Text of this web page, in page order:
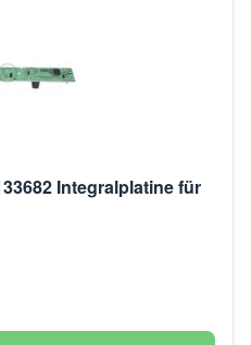
Integralplatine für